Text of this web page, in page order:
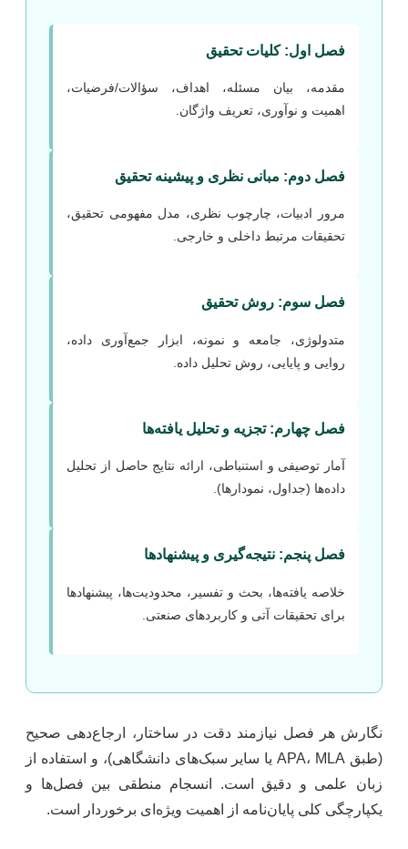
فصل اول: کلیات تحقیق
مقدمه، بیان مسئله، اهداف، سؤالات/فرضیات،
اهمیت و نوآوری، تعریف واژگان.
فصل دوم: مبانی نظری و پیشینه تحقیق
مرور ادبیات، چارچوب نظری، مدل مفهومی تحقیق،
تحقیقات مرتبط داخلی و خارجی.
فصل سوم: روش تحقیق
متدولوژی، جامعه و نمونه، ابزار جمع‌آوری داده،
روایی و پایایی، روش تحلیل داده.
فصل چهارم: تجزیه و تحلیل یافته‌ها
آمار توصیفی و استنباطی، ارائه نتایج حاصل از تحلیل
داده‌ها (جداول، نمودارها).
فصل پنجم: نتیجه‌گیری و پیشنهادها
خلاصه یافته‌ها، بحث و تفسیر، محدودیت‌ها، پیشنهادها
برای تحقیقات آتی و کاربردهای صنعتی.
نگارش هر فصل نیازمند دقت در ساختار، ارجاع‌دهی صحیح
(طبق APA، MLA یا سایر سبک‌های دانشگاهی)، و استفاده از
زبان علمی و دقیق است. انسجام منطقی بین فصل‌ها و
یکپارچگی کلی پایان‌نامه از اهمیت ویژه‌ای برخوردار است.